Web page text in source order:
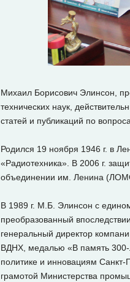
Михаил Борисович Элинсон,
технических наук,
статей и публикаций по
Родился 19 ноября 1946 г. в
«Радиотехника». В 2006 г.
объединении им. Ленина
В 1989 г. М.Б. Элинсон с
преобразованный
генеральный директор
ВДНХ, медалью «В память 300-
политике и инновациям Санкт-
грамотой Министерства